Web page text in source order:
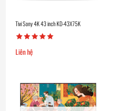
Tivi Sony 4K 43 inch KD-43X75K
Liên hệ